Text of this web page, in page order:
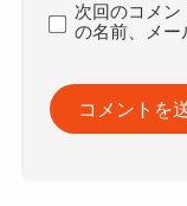
次回のコメン
の名前、メー